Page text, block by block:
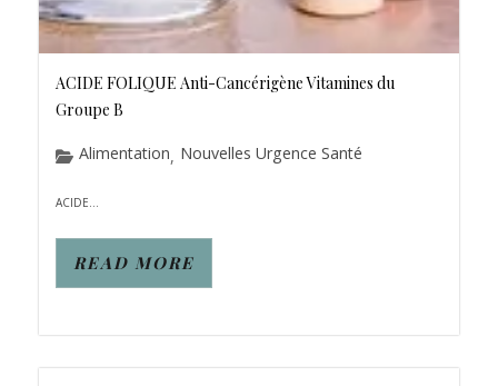
ACIDE FOLIQUE Anti-Cancérigène Vitamines du
Groupe B
Alimentation, Nouvelles Urgence Santé
ACIDE...
READ MORE